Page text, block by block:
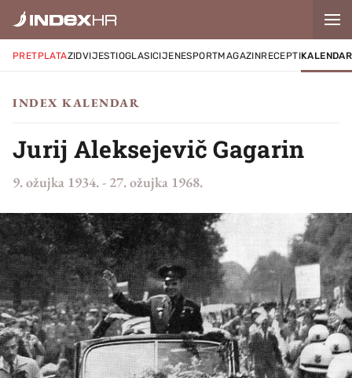
PRETPLATAZIDVIJESTIOGLASICIJENESPORTMAGAZINRECEPTIKALENDAR
INDEX KALENDAR
Jurij Aleksejevič Gagarin
9. ožujka 1934.- 27. ožujka 1968.